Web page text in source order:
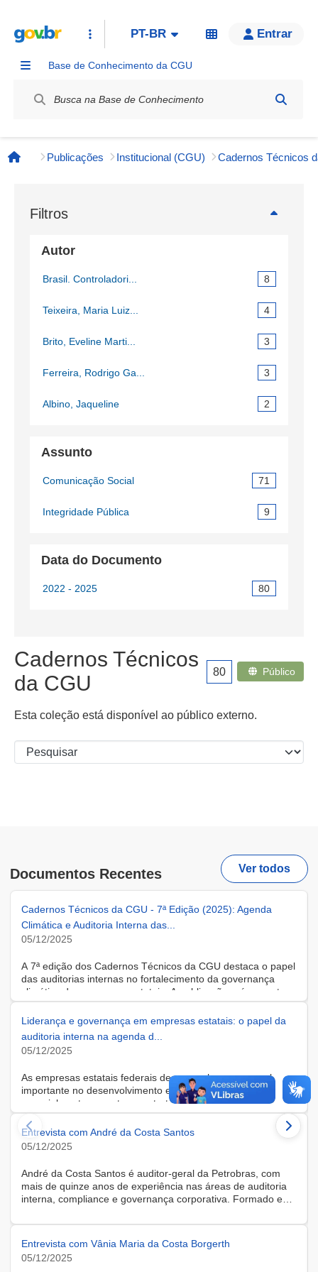
PT-BR Entrar
Base de Conhecimento da CGU
Página inicial
Publicações Institucional (CGU)
Cadernos Técnicos
da CGU
80 Público
Esta coleção está disponível ao público externo.
Filtros
Autor
Brasil. Controladori... 8
Teixeira, Maria Luiz... 4
Brito, Eveline Marti... 3
Ferreira, Rodrigo Ga... 3
Albino, Jaqueline 2
Assunto
Comunicação Social 71
Integridade Pública 9
Data do Documento
2022 - 2025 80
Documentos Recentes Ver todos
Cadernos Técnicos da CGU - 7ª Edição (2025): Agenda
Climática e Auditoria Interna das...
05/12/2025
A 7ª edição dos Cadernos Técnicos da CGU destaca o papel
das auditorias internas no fortalecimento da governança
climática das empresas estatais. A publicação reúne quatro
entrevistas com especialistas da CGU, do BNDES, da
Petrobras e do Comitê Brasileiro de Pronunciamentos de
Sustentabilidade, além de sete artigos que abordam riscos
climáticos, auditoria de emissões, governança de
sustentabilidade e práticas de controle. Fruto da parceria
debates do 1º Fórum de Auditoria em Sustentabilidade e
reforça a importância da transparência, da integridade e da
cooperação institucional para orientar ações climáticas
efetivas no setor público.
Liderança e governança em empresas estatais: o papel da
auditoria interna na agenda d...
05/12/2025
As empresas estatais federais desempenham um papel
importante no desenvolvimento econômico nacional,
especialmente em setores estratégicos como energia,
logística, infraestrutura e serviços financeiros, que são
diretamente impactados pelos desdobramentos relacionados
à sustentabilidade e às mudanças climáticas. Com uma
Entrevista com André da Costa Santos
05/12/2025
André da Costa Santos é auditor-geral da Petrobras, com
mais de quinze anos de experiência nas áreas de auditoria
interna, compliance e governança corporativa. Formado em
Janeiro (UFRJ) e especialista em tecnologia, riscos e
complementa sua formação como Global Chief Audit
Executive certificado pelo Institute of Internal Auditors (CIA) e
Entrevista com Vânia Maria da Costa Borgerth
05/12/2025